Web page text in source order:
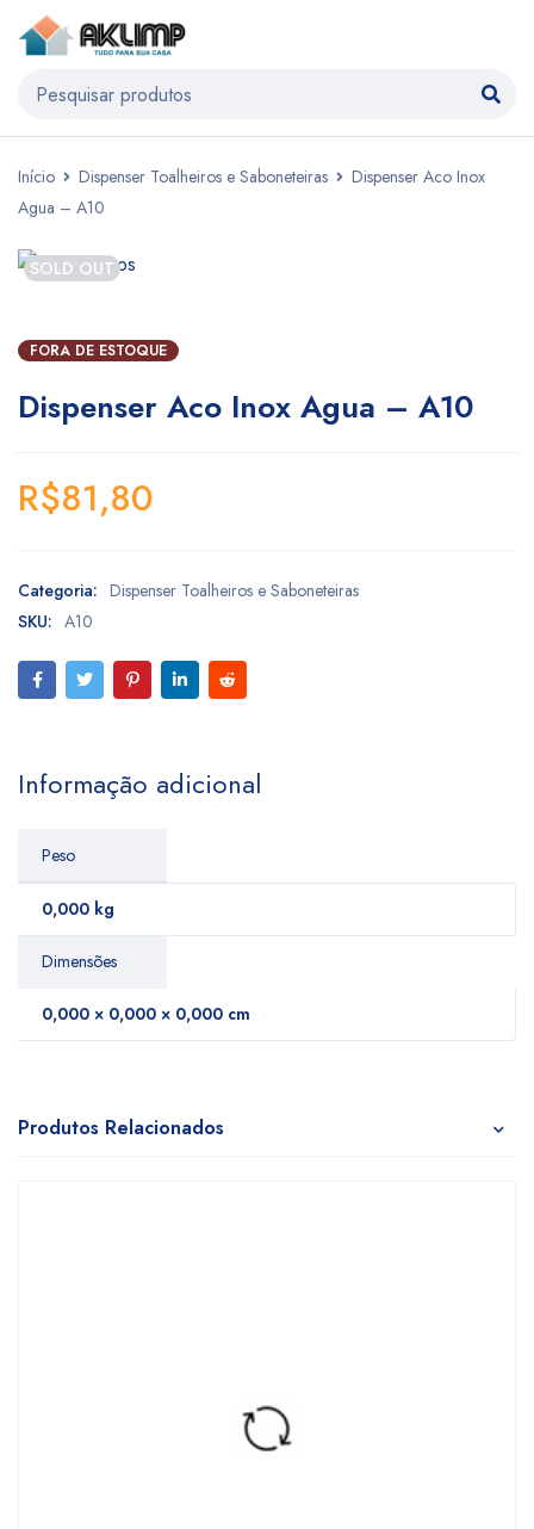
Início Dispenser Toalheiros e Saboneteiras
Dispenser Aco Inox
Agua – A10
SOLD OUT
FORA DE ESTOQUE
Dispenser Aco Inox Agua – A10
R$81,80
Categoria: Dispenser Toalheiros e Saboneteiras
SKU: A10
Informação adicional
Peso
0,000 kg
Dimensões
0,000 × 0,000 × 0,000 cm
Produtos Relacionados